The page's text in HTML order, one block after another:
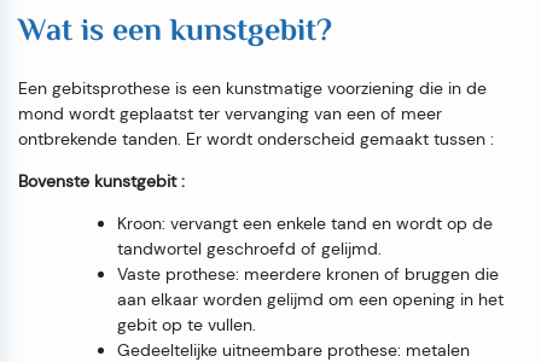
Wat is een kunstgebit?
Een gebitsprothese is een kunstmatige voorziening die in de
mond wordt geplaatst ter vervanging van een of meer
ontbrekende tanden. Er wordt onderscheid gemaakt tussen :
Bovenste kunstgebit :
Kroon: vervangt een enkele tand en wordt op de
tandwortel geschroefd of gelijmd.
Vaste prothese: meerdere kronen of bruggen die
aan elkaar worden gelijmd om een opening in het
gebit op te vullen.
Gedeeltelijke uitneembare prothese: metalen